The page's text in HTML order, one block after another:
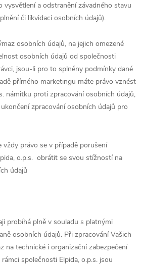
vysvětlení a odstranění závadného stavu
či likvidaci osobních údajů).
osobních údajů, na jejich omezené
osobních údajů od společnosti
jsou-li pro to splněny podmínky dané
přímého marketingu máte právo vznést
námitku proti zpracování osobních údajů,
zpracování osobních údajů pro
vždy právo se v případě porušení
o.p.s. obrátit se svou stížností na
údajů
probíhá plně v souladu s platnými
osobních údajů. Při zpracování Vašich
na technické i organizační zabezpečení
společnosti Elpida, o.p.s. jsou